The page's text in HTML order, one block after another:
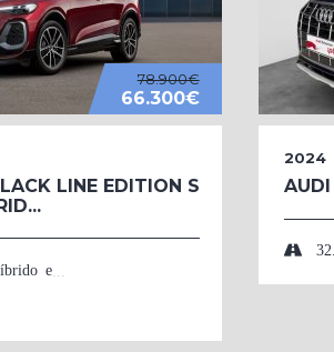
78.900€
66.300€
LINE EDITION S
2024